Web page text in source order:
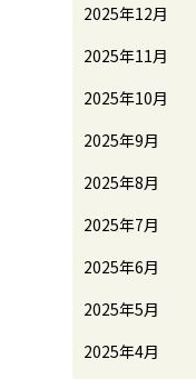
2025年12月
2025年11月
2025年10月
2025年9月
2025年8月
2025年7月
2025年6月
2025年5月
2025年4月